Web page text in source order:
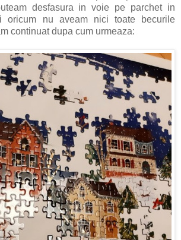
desfasura in voie pe parchet in
oricum nu aveam nici toate becurile
continuat dupa cum urmeaza: